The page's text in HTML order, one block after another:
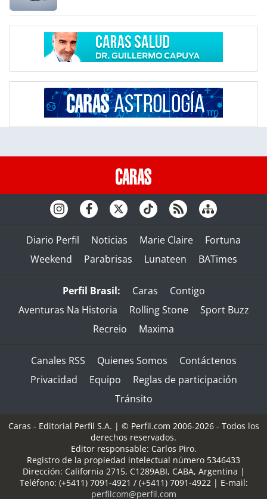
Diario Perfil Noticias Marie Claire
Fortuna
Weekend
Parabrisas Lunateen BATimes
Perfil Brasil: Caras
Contigo
Aventuras Na Historia
Rolling Stone
Sport Buzz
Recreio
Maxima
Canales RSS Quienes Somos
Contáctenos
Privacidad
Equipo
Reglas de participación
Tránsito
Caras - Editorial Perfil S.A. | © Perfil.com 2006-2026 - Todos los
derechos reservados.
Editor responsable: Carlos Piro.
Registro de la propiedad intelectual número 5346433
Dirección: California 2715, C1289ABI, CABA, Argentina |
Teléfono: (+5411) 7091-4921 / (+5411) 7091-4922 | E-mail:
perfilcom@perfil.com